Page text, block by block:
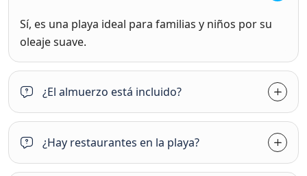
Sí, es una playa ideal para familias y niños por su
oleaje suave.
¿El almuerzo está incluido?
¿Hay restaurantes en la playa?